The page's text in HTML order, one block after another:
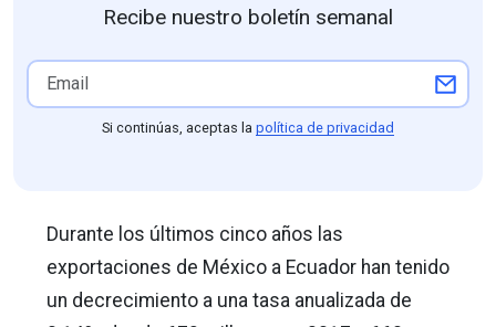
Recibe nuestro boletín semanal
Si continúas, aceptas la política de privacidad
Durante los últimos cinco años las
exportaciones de México a Ecuador han tenido
un decrecimiento a una tasa anualizada de